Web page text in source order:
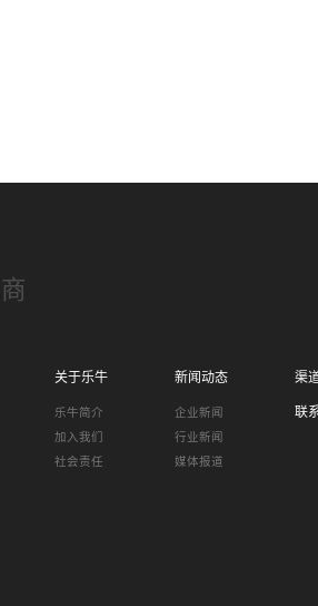
关于乐牛
乐牛简介
加入我们
社会责任
新闻动态
企业新闻
行业新闻
媒体报道
渠
联